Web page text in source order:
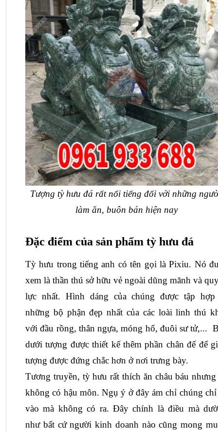
Tượng tỳ hưu đá rất nổi tiếng đối với những
làm ăn, buôn bán hiện nay
Đặc điểm của sản phẩm tỳ hưu đá
Tỳ hưu trong tiếng anh có tên gọi là Pixiu. Nó
xem là thần thú sở hữu vẻ ngoài dũng mãnh và
lực nhất. Hình dáng của chúng được tập
những bộ phận đẹp nhất của các loài linh thú
với đầu rồng, thân ngựa, móng hổ, đuôi sư tử,...
dưới tượng được thiết kế thêm phần chân đế để
tượng được đứng chắc hơn ở nơi trưng bày.
Tương truyền, tỳ hưu rất thích ăn châu báu
không có hậu môn. Ngụ ý ở đây ám chỉ chúng chỉ
vào mà không có ra. Đây chính là điều mà
như bất cứ người kinh doanh nào cũng mong